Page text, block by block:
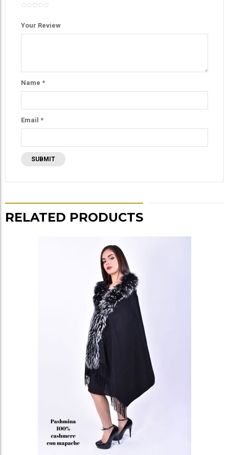
Your Review
Name *
Email *
RELATED PRODUCTS